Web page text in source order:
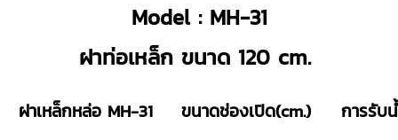
Model : MH-31
ฝาท่อเหล็ก ขนาด 120 cm.
ฝาเหล็กหล่อ MH-31 ขนาดช่องเปิด(cm.) การรับ